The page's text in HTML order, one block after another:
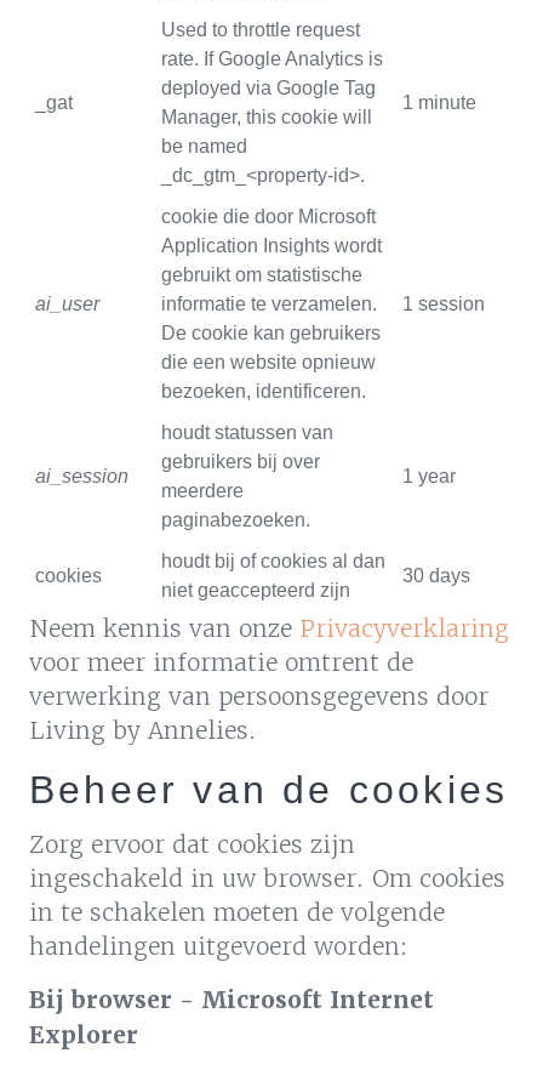
_gat
Used to throttle request
rate. If Google Analytics is
deployed via Google Tag
Manager, this cookie will
be named
_dc_gtm_<property-id>.
1 minute
ai_user
cookie die door Microsoft
Application Insights wordt
gebruikt om statistische
informatie te verzamelen.
De cookie kan gebruikers
die een website opnieuw
bezoeken, identificeren.
1 session
ai_session
houdt statussen van
gebruikers bij over
meerdere
paginabezoeken.
1 year
cookies
houdt bij of cookies al dan
niet geaccepteerd zijn
30 days
Neem kennis van onze Privacyverklaring
voor meer informatie omtrent de
verwerking van persoonsgegevens door
Living by Annelies.
Beheer van de cookies
Zorg ervoor dat cookies zijn
ingeschakeld in uw browser. Om cookies
in te schakelen moeten de volgende
handelingen uitgevoerd worden:
Bij browser - Microsoft Internet
Explorer